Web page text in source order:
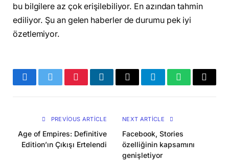
bu bilgilere az çok erişilebiliyor. En azından tahmin
ediliyor. Şu an gelen haberler de durumu pek iyi
özetlemiyor.
FacebookTwitterPinterestLinkedInEmail TelegramWhatsApp
Copy
PREVIOUS ARTICLE
Age of Empires: Definitive
Edition’ın Çıkışı Ertelendi
NEXT ARTICLE
Facebook, Stories
özelliğinin kapsamını
genişletiyor